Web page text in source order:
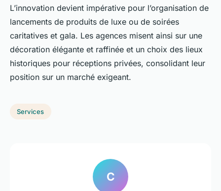
L’innovation devient impérative pour l’organisation de
lancements de produits de luxe ou de soirées
caritatives et gala. Les agences misent ainsi sur une
décoration élégante et raffinée et un choix des lieux
historiques pour réceptions privées, consolidant leur
position sur un marché exigeant.
Services
C